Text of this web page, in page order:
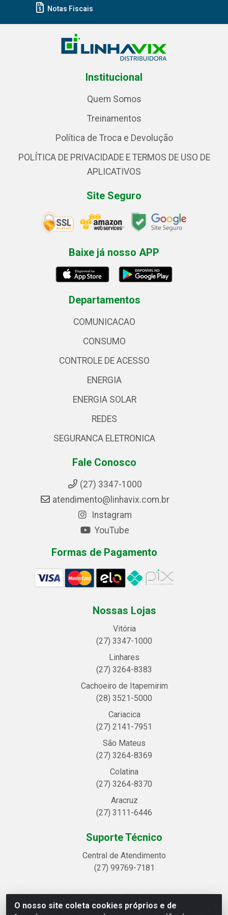
O nosso site coleta cookies próprios e de
Notas Fiscais
Institucional
Quem Somos
Treinamentos
Política de Troca e Devolução
POLÍTICA DE PRIVACIDADE E TERMOS DE USO DE
APLICATIVOS
Site Seguro
Baixe já nosso APP
Departamentos
COMUNICACAO
CONSUMO
CONTROLE DE ACESSO
ENERGIA
ENERGIA SOLAR
REDES
SEGURANCA ELETRONICA
Fale Conosco
(27) 3347-1000
atendimento@linhavix.com.br
Instagram
YouTube
Formas de Pagamento
Nossas Lojas
Vitória
(27) 3347-1000
Linhares
(27) 3264-8383
Cachoeiro de Itapemirim
(28) 3521-5000
Cariacica
(27) 2141-7951
São Mateus
(27) 3264-8369
Colatina
(27) 3264-8370
Aracruz
(27) 3111-6446
Suporte Técnico
Central de Atendimento
(27) 99769-7181
Linhavix Distribuidora LTDA - Avenida Alegre, 2521 -